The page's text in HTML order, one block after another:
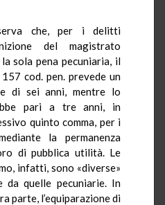
che, per i delitti
del magistrato
sola pena pecuniaria, il
cod. pen. prevede un
di sei anni, mentre lo
pari a tre anni, in
quinto comma, per i
la permanenza
di pubblica utilità. Le
infatti, sono «diverse»
da quelle pecuniarie. In
parte, l’equiparazione di